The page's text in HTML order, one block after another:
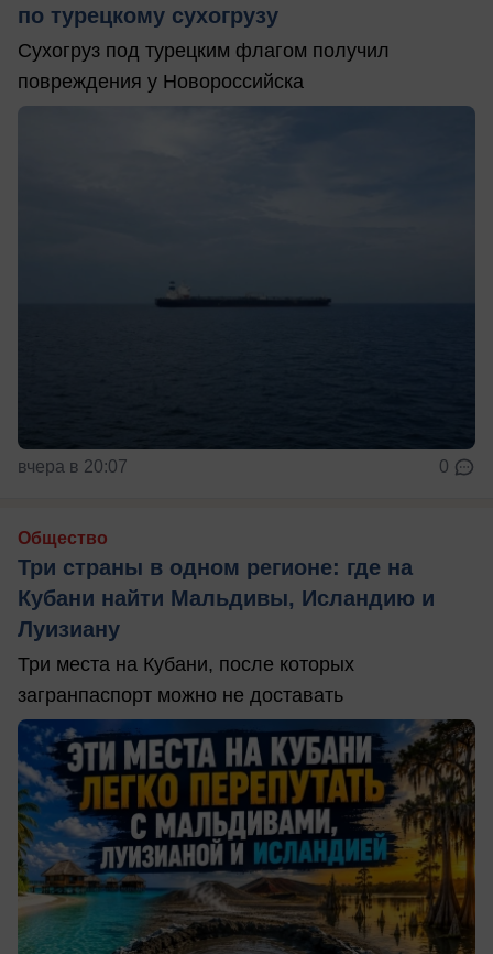
по турецкому сухогрузу
Сухогруз под турецким флагом получил
повреждения у Новороссийска
вчера в 20:07 0
Общество
Три страны в одном регионе: где на
Кубани найти Мальдивы, Исландию и
Луизиану
Три места на Кубани, после которых
загранпаспорт можно не доставать